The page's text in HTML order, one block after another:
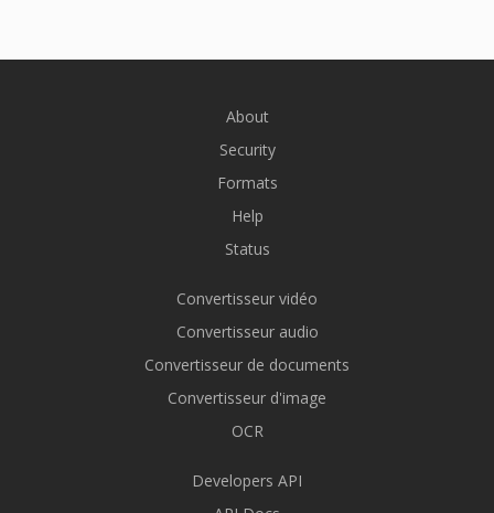
About
Security
Formats
Help
Status
Convertisseur vidéo
Convertisseur audio
Convertisseur de documents
Convertisseur d'image
OCR
Developers API